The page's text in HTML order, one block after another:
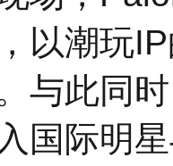
以潮玩
与此同
国际明